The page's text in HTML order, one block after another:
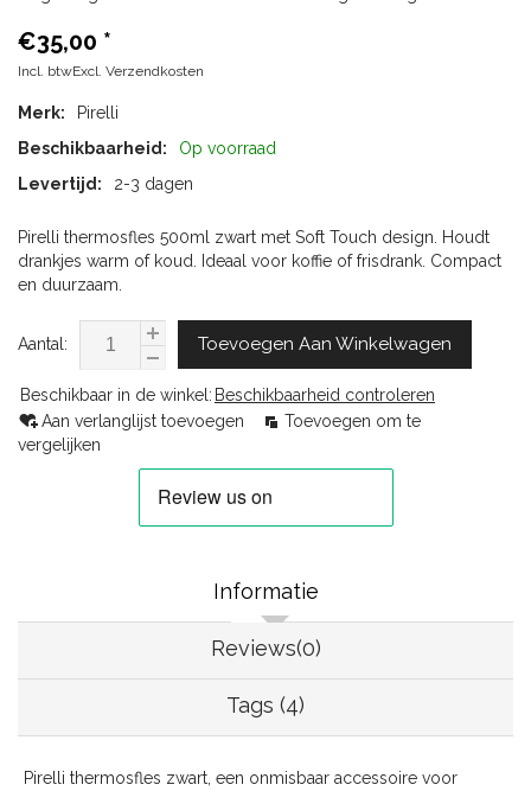
€35,00 *
Incl. btwExcl. Verzendkosten
Merk:
Pirelli
Beschikbaarheid:
Op voorraad
Levertijd:
2-3 dagen
Pirelli thermosfles 500ml zwart met Soft Touch design. Houdt
drankjes warm of koud. Ideaal voor koffie of frisdrank. Compact
en duurzaam.
Aantal: Toevoegen Aan Winkelwagen
Beschikbaar in de winkel: Beschikbaarheid controleren
Aan verlanglijst toevoegen
Toevoegen om te
vergelijken
Informatie
Reviews(0)
Tags (4)
Pirelli thermosfles zwart, een onmisbaar accessoire voor